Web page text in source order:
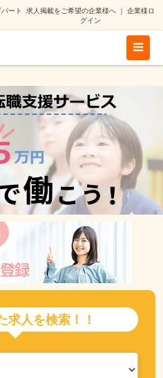
ート 求人掲載をご希望の企業様へ｜ 企業様ロ
グイン
求人を検索！！